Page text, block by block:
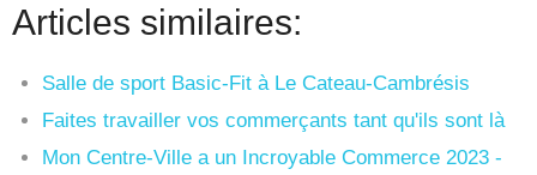
Articles similaires:
Salle de sport Basic-Fit à Le Cateau-Cambrésis
Faites travailler vos commerçants tant qu'ils sont là
Mon Centre-Ville a un Incroyable Commerce 2023 -